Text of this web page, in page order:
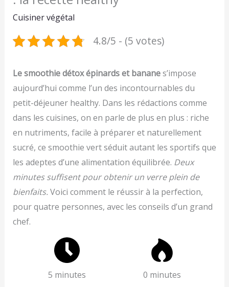
Cuisiner végétal
4.8/5 - (5 votes)
Le smoothie détox épinards et bananes’impose
aujourd’hui comme l’un des incontournables du
petit-déjeuner healthy. Dans les rédactions comme
dans les cuisines, on en parle de plus en plus : riche
en nutriments, facile à préparer et naturellement
sucré, ce smoothie vert séduit autant les sportifs que
les adeptes d’une alimentation équilibrée. Deux
minutes suffisent pour obtenir un verre plein de
bienfaits. Voici comment le réussir à la perfection,
pour quatre personnes, avec les conseils d’un grand
chef.
5 minutes 0 minutes